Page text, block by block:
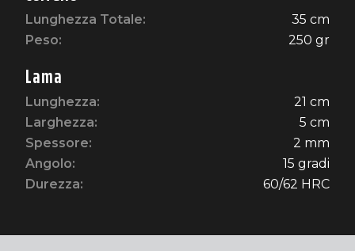
Lunghezza Totale:
35 cm
Peso:
250 gr
Lama
Lunghezza:
21 cm
Larghezza:
5 cm
Spessore:
2 mm
Angolo:
15 gradi
Durezza:
60/62 HRC